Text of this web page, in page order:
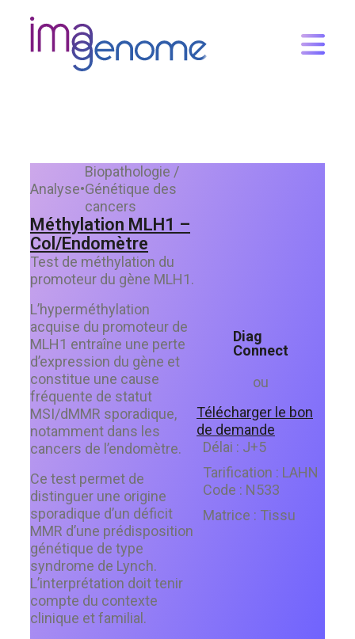
Analyse•
Biopathologie /
Génétique des
cancers
Méthylation MLH1 –
Col/Endomètre
Test de méthylation du
promoteur du gène MLH1.
L’hyperméthylation
acquise du promoteur de
MLH1 entraîne une perte
d’expression du gène et
constitue une cause
fréquente de statut
MSI/dMMR sporadique,
notamment dans les
cancers de l’endomètre.
Ce test permet de
distinguer une origine
sporadique d’un déficit
MMR d’une prédisposition
génétique de type
syndrome de Lynch.
L’interprétation doit tenir
compte du contexte
clinique et familial.
Diag
Connect
ou
Télécharger le bon
de demande
Délai : J+5
Tarification : LAHN
Code : N533
Matrice : Tissu